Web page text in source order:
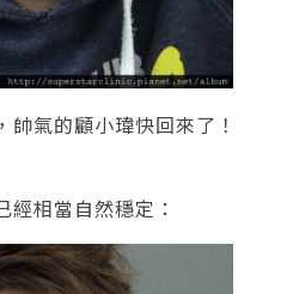
氣的顧小瑋快回來了！
經相當自然穩定：